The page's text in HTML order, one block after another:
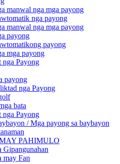
manwal nga mga payong
nga payong
manwal nga mga payong
payong
payong
mga payong
nga Payong
payong
nga Payong
bata
nga Payong
/ Mga payong sa baybayon
PAHIMULO
Gipangunahan
may Fan